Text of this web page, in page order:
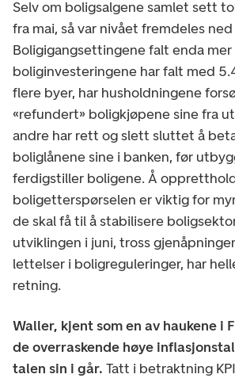
Selv om boligsalgene samlet sett
fra mai, så var nivået fremdeles
Boligigangsettingene falt enda mer
boliginvesteringene har falt med
flere byer, har husholdningene
«refundert» boligkjøpene sine fra
andre har rett og slett sluttet å
boliglånene sine i banken, før
ferdigstiller boligene. Å
boligetterspørselen er viktig for
de skal få til å stabilisere
utviklingen i juni, tross
lettelser i boligreguleringer, har
retning.
Waller, kjent som en av haukene i
de overraskende høye
talen sin i går. Tatt i betraktning